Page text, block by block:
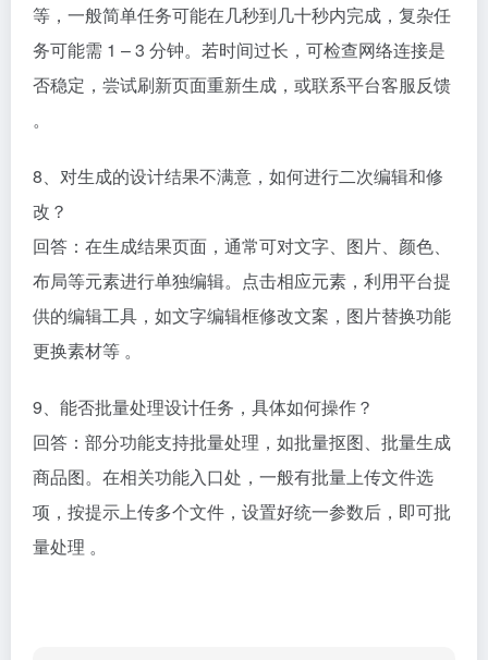
等，一般简单任务可能在几秒到几十秒内完成，复杂任
务可能需 1 – 3 分钟。若时间过长，可检查网络连接是
否稳定，尝试刷新页面重新生成，或联系平台客服反馈
。​
8、对生成的设计结果不满意，如何进行二次编辑和修
改？​
回答：在生成结果页面，通常可对文字、图片、颜色、
布局等元素进行单独编辑。点击相应元素，利用平台提
供的编辑工具，如文字编辑框修改文案，图片替换功能
更换素材等 。​
9、能否批量处理设计任务，具体如何操作？​
回答：部分功能支持批量处理，如批量抠图、批量生成
商品图。在相关功能入口处，一般有批量上传文件选
项，按提示上传多个文件，设置好统一参数后，即可批
量处理 。